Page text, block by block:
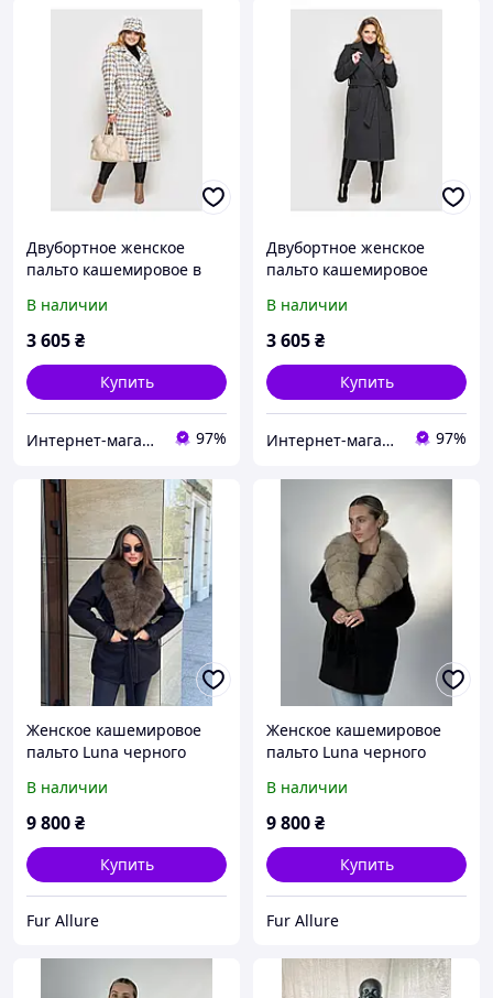
Двубортное женское
пальто кашемировое в
Размеры 50 52 54 56
В наличии
3 605₴
Купить
Интернет-магазин модной женской одежды KARDIGAN 97%
Двубортное женское
пальто кашемировое
52 54 56
В наличии
3 605₴
Купить
Интернет-магазин модной женской одежды KARDIGAN 97%
Женское кашемировое
пальто Luna черного
мехом финского песца.
42-58 размеры
В наличии
9 800₴
Купить
Fur Allure
Женское кашемировое
пальто Luna черного
мехом финского песца.
42-56 размеры
В наличии
9 800₴
Купить
Fur Allure